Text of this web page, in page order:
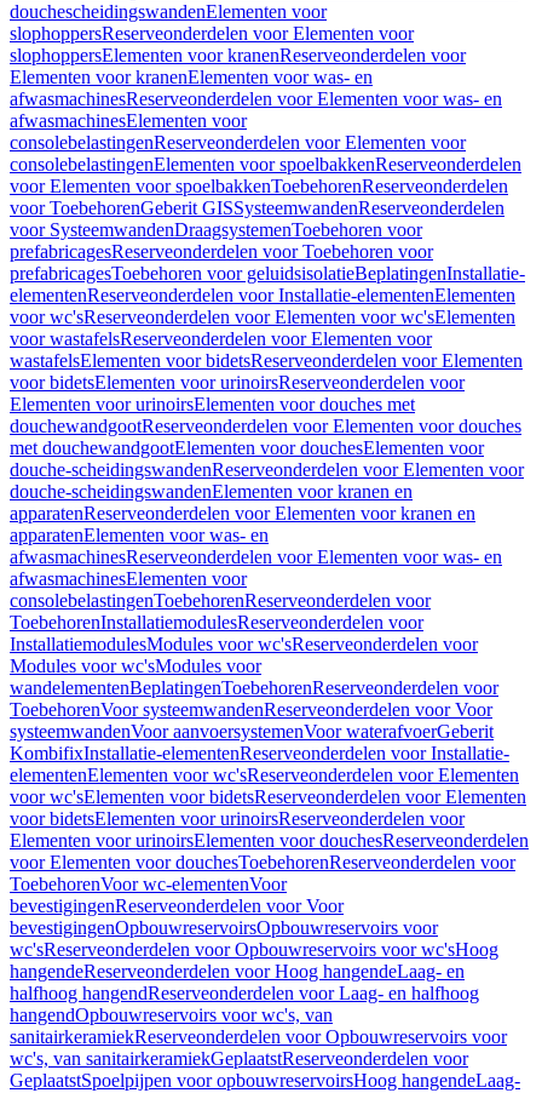
douchescheidingswandenElementen voor
slophoppersReserveonderdelen voor Elementen voor
slophoppersElementen voor kranenReserveonderdelen voor
Elementen voor kranenElementen voor was- en
afwasmachinesReserveonderdelen voor Elementen voor was- en
afwasmachinesElementen voor
consolebelastingenReserveonderdelen voor Elementen voor
consolebelastingenElementen voor spoelbakkenReserveonderdelen
voor Elementen voor spoelbakkenToebehorenReserveonderdelen
voor ToebehorenGeberit GISSysteemwandenReserveonderdelen
voor SysteemwandenDraagsystemenToebehoren voor
prefabricagesReserveonderdelen voor Toebehoren voor
prefabricagesToebehoren voor geluidsisolatieBeplatingenInstallatie-
elementenReserveonderdelen voor Installatie-elementenElementen
voor wc'sReserveonderdelen voor Elementen voor wc'sElementen
voor wastafelsReserveonderdelen voor Elementen voor
wastafelsElementen voor bidetsReserveonderdelen voor Elementen
voor bidetsElementen voor urinoirsReserveonderdelen voor
Elementen voor urinoirsElementen voor douches met
douchewandgootReserveonderdelen voor Elementen voor douches
met douchewandgootElementen voor douchesElementen voor
douche-scheidingswandenReserveonderdelen voor Elementen voor
douche-scheidingswandenElementen voor kranen en
apparatenReserveonderdelen voor Elementen voor kranen en
apparatenElementen voor was- en
afwasmachinesReserveonderdelen voor Elementen voor was- en
afwasmachinesElementen voor
consolebelastingenToebehorenReserveonderdelen voor
ToebehorenInstallatiemodulesReserveonderdelen voor
InstallatiemodulesModules voor wc'sReserveonderdelen voor
Modules voor wc'sModules voor
wandelementenBeplatingenToebehorenReserveonderdelen voor
ToebehorenVoor systeemwandenReserveonderdelen voor Voor
systeemwandenVoor aanvoersystemenVoor waterafvoerGeberit
KombifixInstallatie-elementenReserveonderdelen voor Installatie-
elementenElementen voor wc'sReserveonderdelen voor Elementen
voor wc'sElementen voor bidetsReserveonderdelen voor Elementen
voor bidetsElementen voor urinoirsReserveonderdelen voor
Elementen voor urinoirsElementen voor douchesReserveonderdelen
voor Elementen voor douchesToebehorenReserveonderdelen voor
ToebehorenVoor wc-elementenVoor
bevestigingenReserveonderdelen voor Voor
bevestigingenOpbouwreservoirsOpbouwreservoirs voor
wc'sReserveonderdelen voor Opbouwreservoirs voor wc'sHoog
hangendeReserveonderdelen voor Hoog hangendeLaag- en
halfhoog hangendReserveonderdelen voor Laag- en halfhoog
hangendOpbouwreservoirs voor wc's, van
sanitairkeramiekReserveonderdelen voor Opbouwreservoirs voor
wc's, van sanitairkeramiekGeplaatstReserveonderdelen voor
GeplaatstSpoelpijpen voor opbouwreservoirsHoog hangendeLaag-